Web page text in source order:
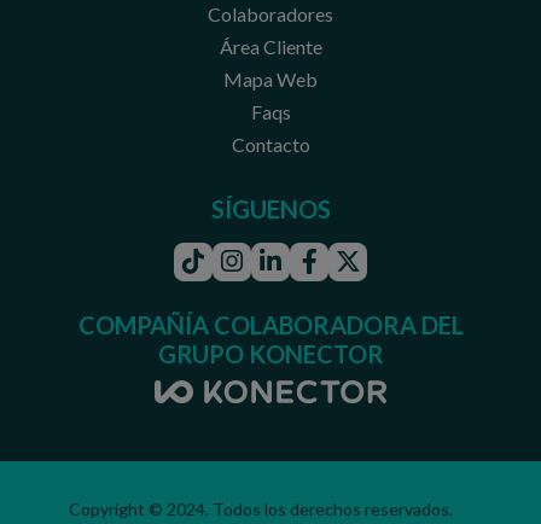
Colaboradores
Área Cliente
Mapa Web
Faqs
Contacto
SÍGUENOS
TiktokInstagram
LinkedinFacebook
COMPAÑÍA COLABORADORA DEL
GRUPO KONECTOR
Copyright © 2024. Todos los derechos reservados.